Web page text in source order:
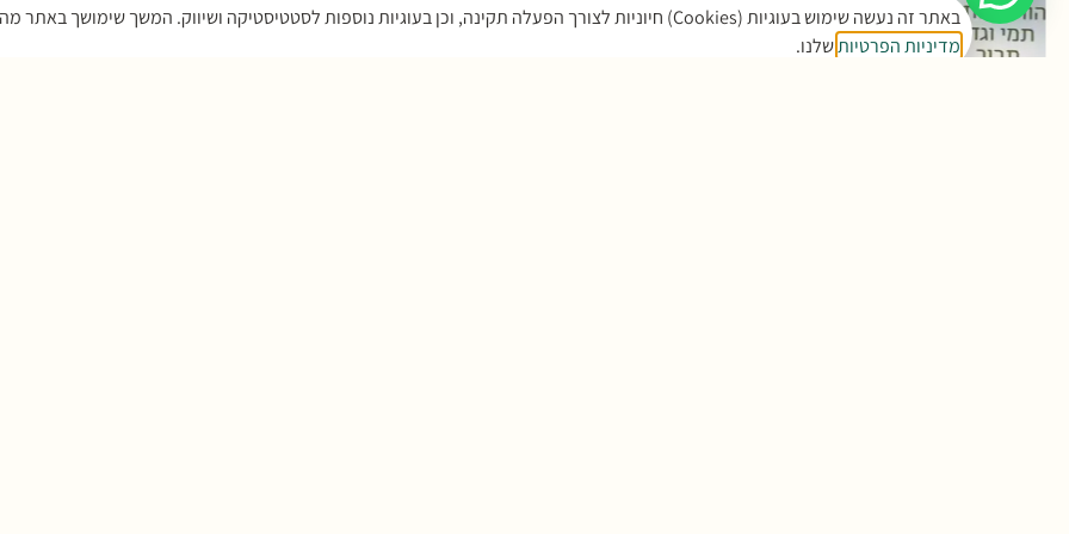
באתר זה נעשה שימוש בעוגיות (Cookies) חיוניות לצורך הפעלה תקינה, וכן בעוגיות נוספות לסטטיסטיקה ושיווק. המשך שימושך באתר מהווה הסכמה לכך. למידע נוסף ראו את
מדיניות הפרטיותשלנו.